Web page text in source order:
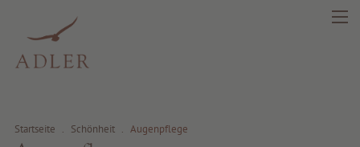
DE IT EN
Startseite . Schönheit . Augenpflege